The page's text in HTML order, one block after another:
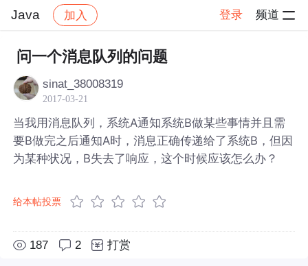
Java 加入 登录 频道
社区 Java 帖子详情
问一个消息队列的问题
sinat_38008319
2017-03-21
当我用消息队列，系统A通知系统B做某些事情并且需
要B做完之后通知A时，消息正确传递给了系统B，但因
为某种状况，B失去了响应，这个时候应该怎么办？
给本帖投票
187 2 打赏